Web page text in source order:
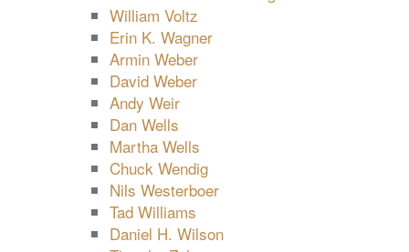
William Voltz
Erin K. Wagner
Armin Weber
David Weber
Andy Weir
Dan Wells
Martha Wells
Chuck Wendig
Nils Westerboer
Tad Williams
Daniel H. Wilson